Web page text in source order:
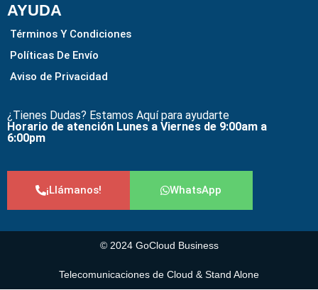
AYUDA
Términos Y Condiciones
Políticas De Envío
Aviso de Privacidad
¿Tienes Dudas? Estamos Aquí para ayudarte
Horario de atención Lunes a Viernes de 9:00am a
6:00pm
¡Llámanos! WhatsApp
© 2024 GoCloud Business
Telecomunicaciones de Cloud & Stand Alone